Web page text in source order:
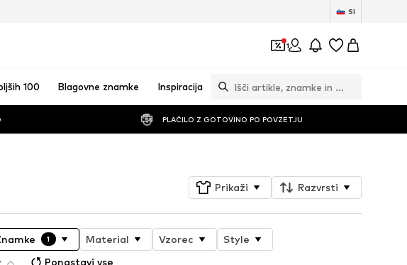
SI
1
100 Blagovne znamke Inspiracija
PLAČILO Z GOTOVINO PO POVZETJU
Prikaži Razvrsti
1 Material Vzorec
Style
Ponastavi vse